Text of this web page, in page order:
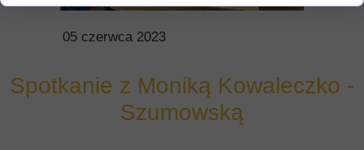
05 czerwca 2023
Spotkanie z Moniką Kowaleczko -
Szumowską